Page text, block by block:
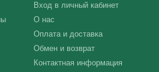
Вход в личный кабинет
О нас
Оплата и доставка
Обмен и возврат
Контактная информация